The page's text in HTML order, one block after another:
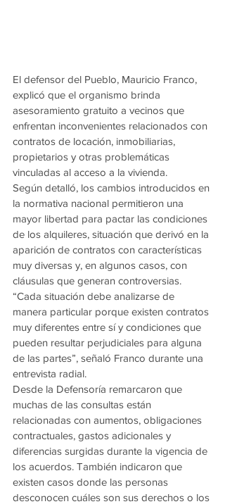
El defensor del Pueblo, Mauricio Franco,
explicó que el organismo brinda
asesoramiento gratuito a vecinos que
enfrentan inconvenientes relacionados con
contratos de locación, inmobiliarias,
propietarios y otras problemáticas
vinculadas al acceso a la vivienda.
Según detalló, los cambios introducidos en
la normativa nacional permitieron una
mayor libertad para pactar las condiciones
de los alquileres, situación que derivó en la
aparición de contratos con características
muy diversas y, en algunos casos, con
cláusulas que generan controversias.
“Cada situación debe analizarse de
manera particular porque existen contratos
muy diferentes entre sí y condiciones que
pueden resultar perjudiciales para alguna
de las partes”, señaló Franco durante una
entrevista radial.
Desde la Defensoría remarcaron que
muchas de las consultas están
relacionadas con aumentos, obligaciones
contractuales, gastos adicionales y
diferencias surgidas durante la vigencia de
los acuerdos. También indicaron que
existen casos donde las personas
desconocen cuáles son sus derechos o los